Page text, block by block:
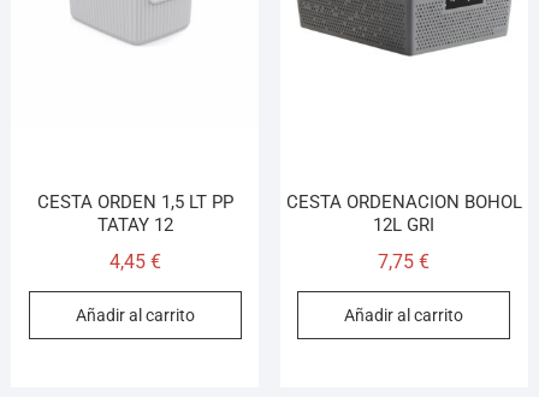
CESTA ORDEN 1,5 LT PP
TATAY 12
4,45 €
Añadir al carrito
CESTA ORDENACION BOHOL
12L GRI
7,75€
Añadir al carrito